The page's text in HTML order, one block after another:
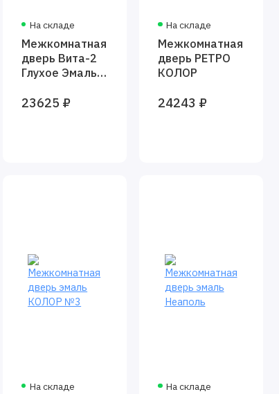
На складе
Межкомнатная
дверь Вита-2
Глухое Эмаль
23625 ₽
На складе
Межкомнатная
дверь РЕТРО
КОЛОР
24243 ₽
На складе На складе